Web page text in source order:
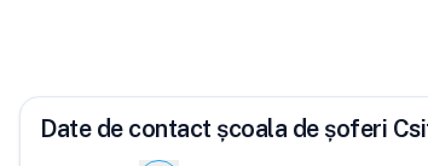
Date de contact școala de șoferi